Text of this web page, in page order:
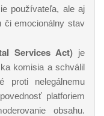
používateľa, ale aj
či emocionálny stav
Services Act) je
komisia a schválil
proti nelegálnemu
platforiem
obsahu.